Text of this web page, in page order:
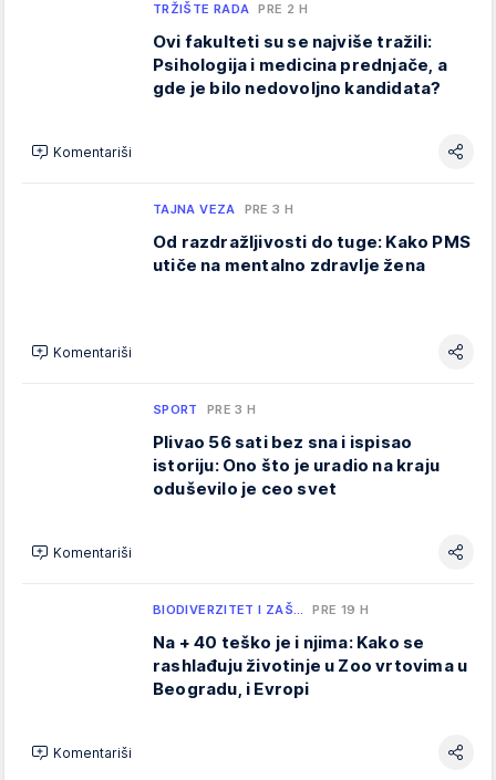
TRŽIŠTE RADA PRE 2 H
Ovi fakulteti su se najviše tražili:
Psihologija i medicina prednjače, a
gde je bilo nedovoljno kandidata?
Komentariši
TAJNA VEZA PRE 3 H
Od razdražljivosti do tuge: Kako PMS
utiče na mentalno zdravlje žena
Komentariši
SPORT PRE 3 H
Plivao 56 sati bez sna i ispisao
istoriju: Ono što je uradio na kraju
oduševilo je ceo svet
Komentariši
BIODIVERZITET I ZAŠ… PRE 19 H
Na + 40 teško je i njima: Kako se
rashlađuju životinje u Zoo vrtovima u
Beogradu, i Evropi
Komentariši